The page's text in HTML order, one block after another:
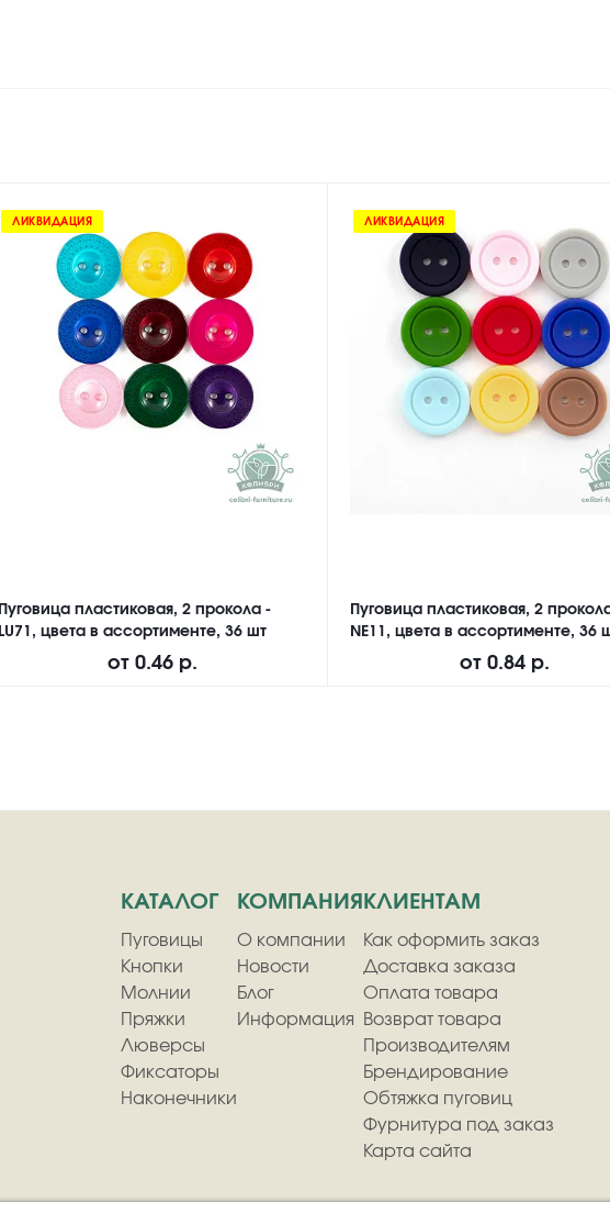
ЛИКВИДАЦИЯ
Пуговица пластиковая, 2 прокола -
LU71, цвета в ассортименте, 36 шт
от 0.46 р.
ЛИКВИДАЦИЯ
Пуговица пластиковая, 2
NE11, цвета в ассортименте, 36
от 0.84 р.
КАТАЛОГ
Пуговицы
Кнопки
Молнии
Пряжки
Люверсы
Фиксаторы
Наконечники
КОМПАНИЯ
О компании
Новости
Блог
Информация
КЛИЕНТАМ
Как оформить заказ
Доставка заказа
Оплата товара
Возврат товара
Производителям
Брендирование
Обтяжка пуговиц
Фурнитура под заказ
Карта сайта